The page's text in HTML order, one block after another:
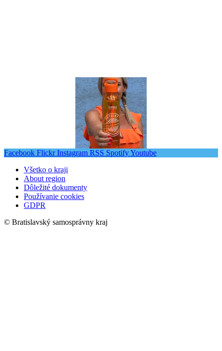
Facebook Flickr Instagram RSS SpotifyYoutube
Všetko o kraji
About region
Dôležité dokumenty
Používanie cookies
GDPR
© Bratislavský samosprávny kraj